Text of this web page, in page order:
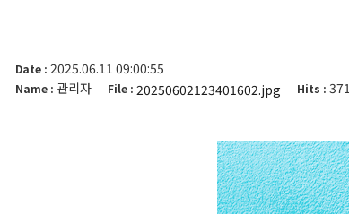
Date : 2025.06.11 09:00:55
Name : 관리자 File : 20250602123401602.jpg Hits : 371